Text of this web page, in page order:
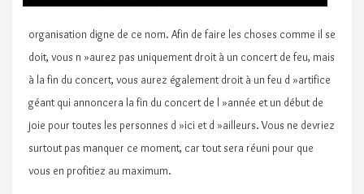
organisation digne de ce nom. Afin de faire les choses comme il se
doit, vous n »aurez pas uniquement droit à un concert de feu, mais
à la fin du concert, vous aurez également droit à un feu d »artifice
géant qui annoncera la fin du concert de l »année et un début de
joie pour toutes les personnes d »ici et d »ailleurs. Vous ne devriez
surtout pas manquer ce moment, car tout sera réuni pour que
vous en profitiez au maximum.